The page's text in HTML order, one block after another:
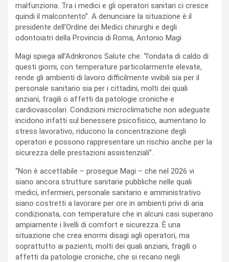
malfunziona. Tra i medici e gli operatori sanitari ci cresce
quindi il malcontento”. A denunciare la situazione è il
presidente dell’Ordine dei Medici chirurghi e degli
odontoiatri della Provincia di Roma, Antonio Magi
Magi spiega all’Adnkronos Salute che: “l’ondata di caldo di
questi giorni, con temperature particolarmente elevate,
rende gli ambienti di lavoro difficilmente vivibili sia per il
personale sanitario sia per i cittadini, molti dei quali
anziani, fragili o affetti da patologie croniche e
cardiovascolari. Condizioni microclimatiche non adeguate
incidono infatti sul benessere psicofisico, aumentano lo
stress lavorativo, riducono la concentrazione degli
operatori e possono rappresentare un rischio anche per la
sicurezza delle prestazioni assistenziali”.
“Non è accettabile – prosegue Magi – che nel 2026 vi
siano ancora strutture sanitarie pubbliche nelle quali
medici, infermieri, personale sanitario e amministrativo
siano costretti a lavorare per ore in ambienti privi di aria
condizionata, con temperature che in alcuni casi superano
ampiamente i livelli di comfort e sicurezza. È una
situazione che crea enormi disagi agli operatori, ma
soprattutto ai pazienti, molti dei quali anziani, fragili o
affetti da patologie croniche, che si recano negli